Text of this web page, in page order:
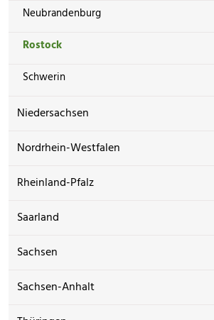
Neubrandenburg
Rostock
Schwerin
Niedersachsen
Nordrhein-Westfalen
Rheinland-Pfalz
Saarland
Sachsen
Sachsen-Anhalt